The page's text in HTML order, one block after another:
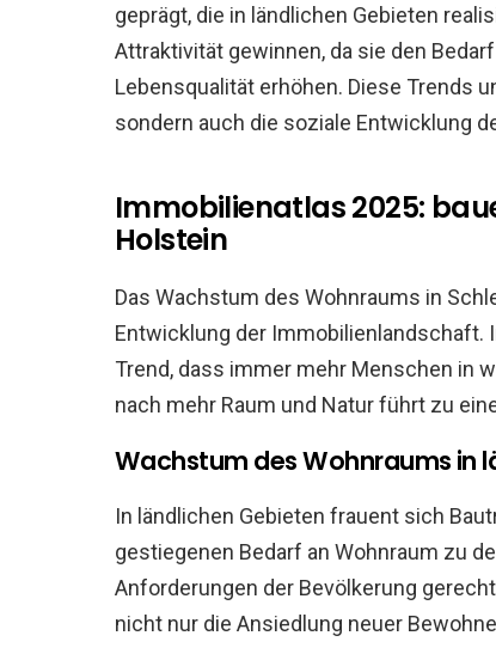
geprägt, die in ländlichen Gebieten
Attraktivität gewinnen, da sie den
Lebensqualität erhöhen. Diese Trends
sondern auch die soziale Entwicklung
Immobilienatlas 2025:
Holstein
Das Wachstum des Wohnraums in
Entwicklung der Immobilienlandschaft.
Trend, dass immer mehr Menschen in
nach mehr Raum und Natur führt zu
Wachstum des Wohnraums in
In ländlichen Gebieten frauent sich
gestiegenen Bedarf an Wohnraum zu
Anforderungen der Bevölkerung
nicht nur die Ansiedlung neuer